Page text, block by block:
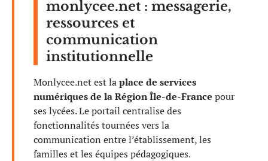
monlycee.net : messagerie,
ressources et
communication
institutionnelle
Monlycee.net est laplace de services
numériques de la Région Île-de-France pour
ses lycées. Le portail centralise des
fonctionnalités tournées vers la
communication entre l’établissement, les
familles et les équipes pédagogiques.